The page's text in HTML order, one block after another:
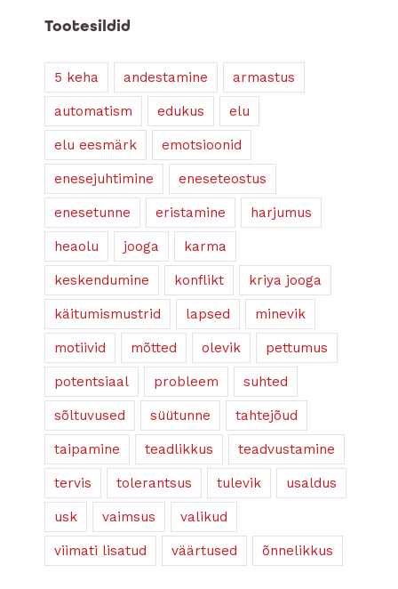
Tootesildid
5 keha andestamine armastus
automatism edukus elu
elu eesmärk emotsioonid
enesejuhtimine eneseteostus
enesetunne eristamine harjumus
heaolu jooga karma
keskendumine konflikt kriya jooga
käitumismustrid lapsed minevik
motiivid mõtted olevik pettumus
potentsiaal probleem suhted
sõltuvused süütunne tahtejõud
taipamine teadlikkus teadvustamine
tervis tolerantsus tulevik usaldus
usk vaimsus valikud
viimati lisatud väärtused õnnelikkus